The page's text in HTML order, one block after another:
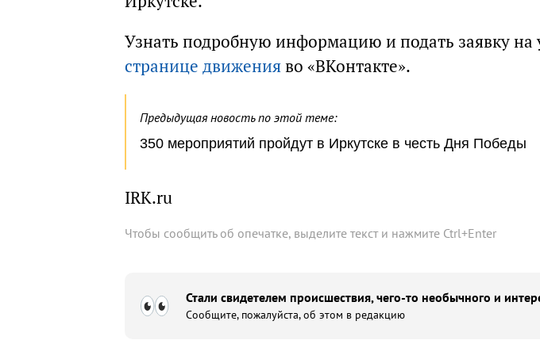
Узнать подробную информацию и подать заявку на
странице движенияво «ВКонтакте».
Предыдущая новость по этой теме:
350 мероприятий пройдут в Иркутске в честь Дня Победы
IRK.ru
Чтобы сообщить об опечатке, выделите текст и нажмите Ctrl+Enter
Стали свидетелем происшествия, чего-то необычного и
Сообщите, пожалуйста, об этом в редакцию